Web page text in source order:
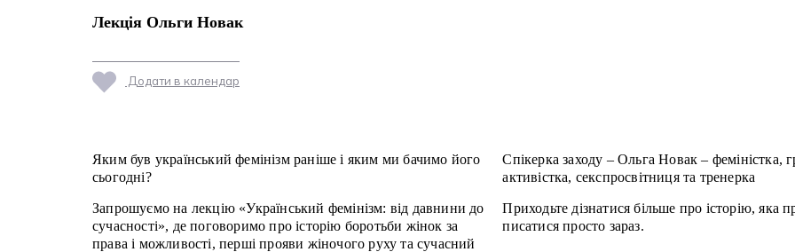
Лекція Ольги Новак
Додати в календар
Яким був український фемінізм раніше і яким ми бачимо його
сьогодні?
Запрошуємо на лекцію «Український фемінізм: від давнини до
сучасності», де поговоримо про історію боротьби жінок за
права і можливості, перші прояви жіночого руху та сучасний
Спікерка заходу – Ольга Новак – феміністка,
активістка, секспросвітниця та тренерка
Приходьте дізнатися більше про історію, яка
писатися просто зараз.